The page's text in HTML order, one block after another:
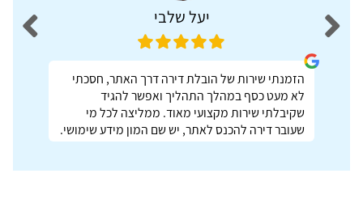
יעל שלבי
הזמנתי שירות של הובלת דירה דרך האתר, חסכתי
לא מעט כסף במהלך התהליך ואפשר להגיד
שקיבלתי שירות מקצועי מאוד. ממליצה לכל מי
שעובר דירה להכנס לאתר, יש שם המון מידע שימושי.